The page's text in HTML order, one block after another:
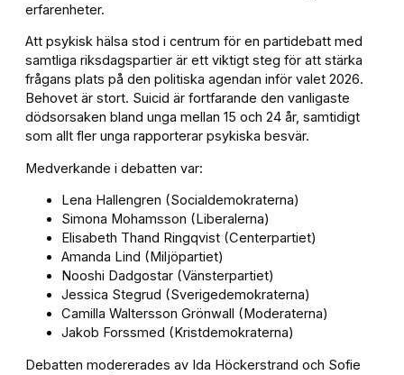
erfarenheter.
Att psykisk hälsa stod i centrum för en partidebatt med
samtliga riksdagspartier är ett viktigt steg för att stärka
frågans plats på den politiska agendan inför valet 2026.
Behovet är stort. Suicid är fortfarande den vanligaste
dödsorsaken bland unga mellan 15 och 24 år, samtidigt
som allt fler unga rapporterar psykiska besvär.
Medverkande i debatten var:
Lena Hallengren (Socialdemokraterna)
Simona Mohamsson (Liberalerna)
Elisabeth Thand Ringqvist (Centerpartiet)
Amanda Lind (Miljöpartiet)
Nooshi Dadgostar (Vänsterpartiet)
Jessica Stegrud (Sverigedemokraterna)
Camilla Waltersson Grönwall (Moderaterna)
Jakob Forssmed (Kristdemokraterna)
Debatten modererades av Ida Höckerstrand och Sofie